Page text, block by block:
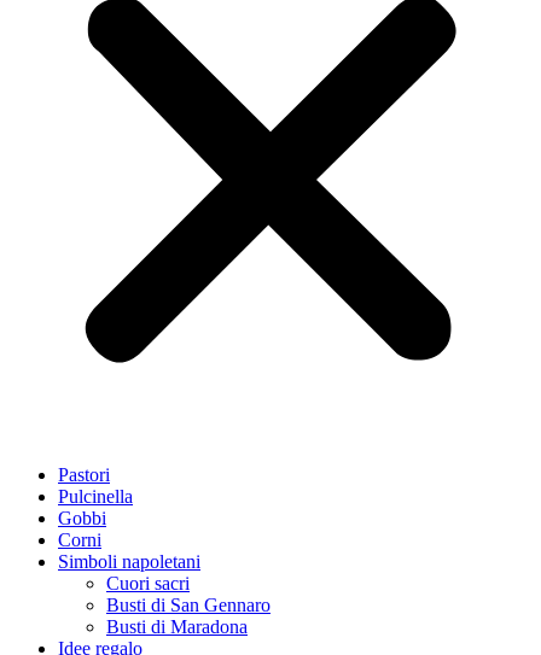
Pastori
Pulcinella
Gobbi
Corni
Simboli napoletani
Cuori sacri
Busti di San Gennaro
Busti di Maradona
Idee regalo